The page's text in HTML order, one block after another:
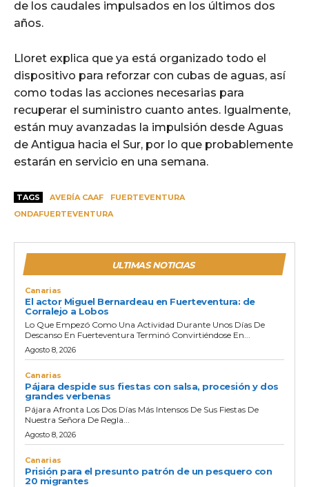
de los caudales impulsados en los últimos dos
años.
Lloret explica que ya está organizado todo el
dispositivo para reforzar con cubas de aguas, así
como todas las acciones necesarias para
recuperar el suministro cuanto antes. Igualmente,
están muy avanzadas la impulsión desde Aguas
de Antigua hacia el Sur, por lo que probablemente
estarán en servicio en una semana.
TAGS AVERÍA CAAF
FUERTEVENTURA
ONDAFUERTEVENTURA
ULTIMAS NOTICIAS
Canarias
El actor Miguel Bernardeau en Fuerteventura: de
Corralejo a Lobos
Lo Que Empezó Como Una Actividad Durante Unos Días De
Descanso En Fuerteventura Terminó Convirtiéndose En...
Agosto 8, 2026
Canarias
Pájara despide sus fiestas con salsa, procesión y dos
grandes verbenas
Pájara Afronta Los Dos Días Más Intensos De Sus Fiestas De
Nuestra Señora De Regla...
Agosto 8, 2026
Canarias
Prisión para el presunto patrón de un pesquero con
20 migrantes